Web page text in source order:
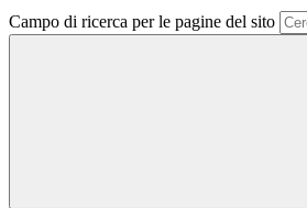
Campo di ricerca per le pagine del sito